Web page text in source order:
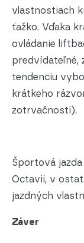
vlastnostiach
ťažko. Vďaka
ovládanie
predvídateľné,
tendenciu
krátkeho
zotrvačnosti).
Športová
Octavii, v
jazdných
Záver